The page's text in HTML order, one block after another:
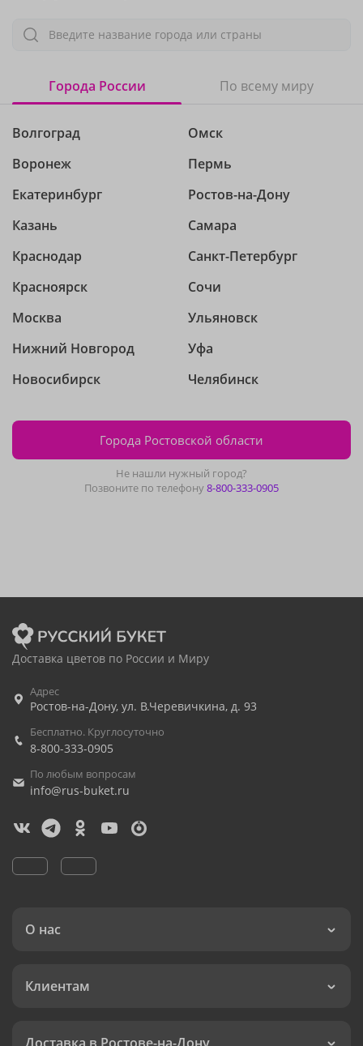
Введите название города или страны
Города России По всему миру
Волгоград
Воронеж
Екатеринбург
Казань
Краснодар
Красноярск
Москва
Нижний Новгород
Новосибирск
Омск
Пермь
Ростов-на-Дону
Самара
Санкт-Петербург
Сочи
Ульяновск
Уфа
Челябинск
Города Ростовской области
Не нашли нужный город?
Позвоните по телефону8-800-333-0905
Доставка цветов по России и Миру
Адрес
Ростов-на-Дону, ул. В.Черевичкина, д. 93
Бесплатно. Круглосуточно
8-800-333-0905
По любым вопросам
info@rus-buket.ru
О нас
Клиентам